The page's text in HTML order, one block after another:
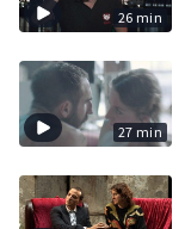
26 min
27 min